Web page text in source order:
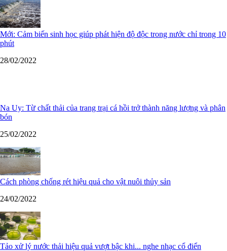
Mới: Cảm biến sinh học giúp phát hiện độ độc trong nước chỉ trong 10
phút
28/02/2022
Na Uy: Từ chất thải của trang trại cá hồi trở thành năng lượng và phân
bón
25/02/2022
Cách phòng chống rét hiệu quả cho vật nuôi thủy sản
24/02/2022
Tảo xử lý nước thải hiệu quả vượt bậc khi... nghe nhạc cổ điển